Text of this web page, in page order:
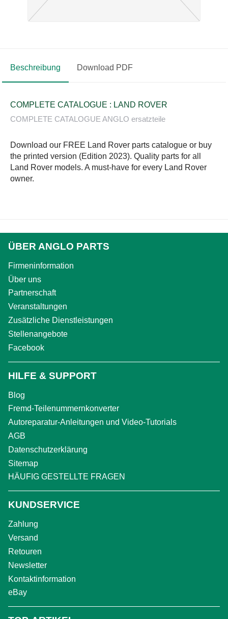
Beschreibung Download PDF
COMPLETE CATALOGUE : LAND ROVER
COMPLETE CATALOGUE ANGLO ersatzteile
Download our FREE Land Rover parts catalogue or buy
the printed version (Edition 2023). Quality parts for all
Land Rover models. A must-have for every Land Rover
owner.
ÜBER ANGLO PARTS
Firmeninformation
Über uns
Partnerschaft
Veranstaltungen
Zusätzliche Dienstleistungen
Stellenangebote
Facebook
HILFE & SUPPORT
Blog
Fremd-Teilenummernkonverter
Autoreparatur-Anleitungen und Video-Tutorials
AGB
Datenschutzerklärung
Sitemap
HÄUFIG GESTELLTE FRAGEN
KUNDSERVICE
Zahlung
Versand
Retouren
Newsletter
Kontaktinformation
eBay